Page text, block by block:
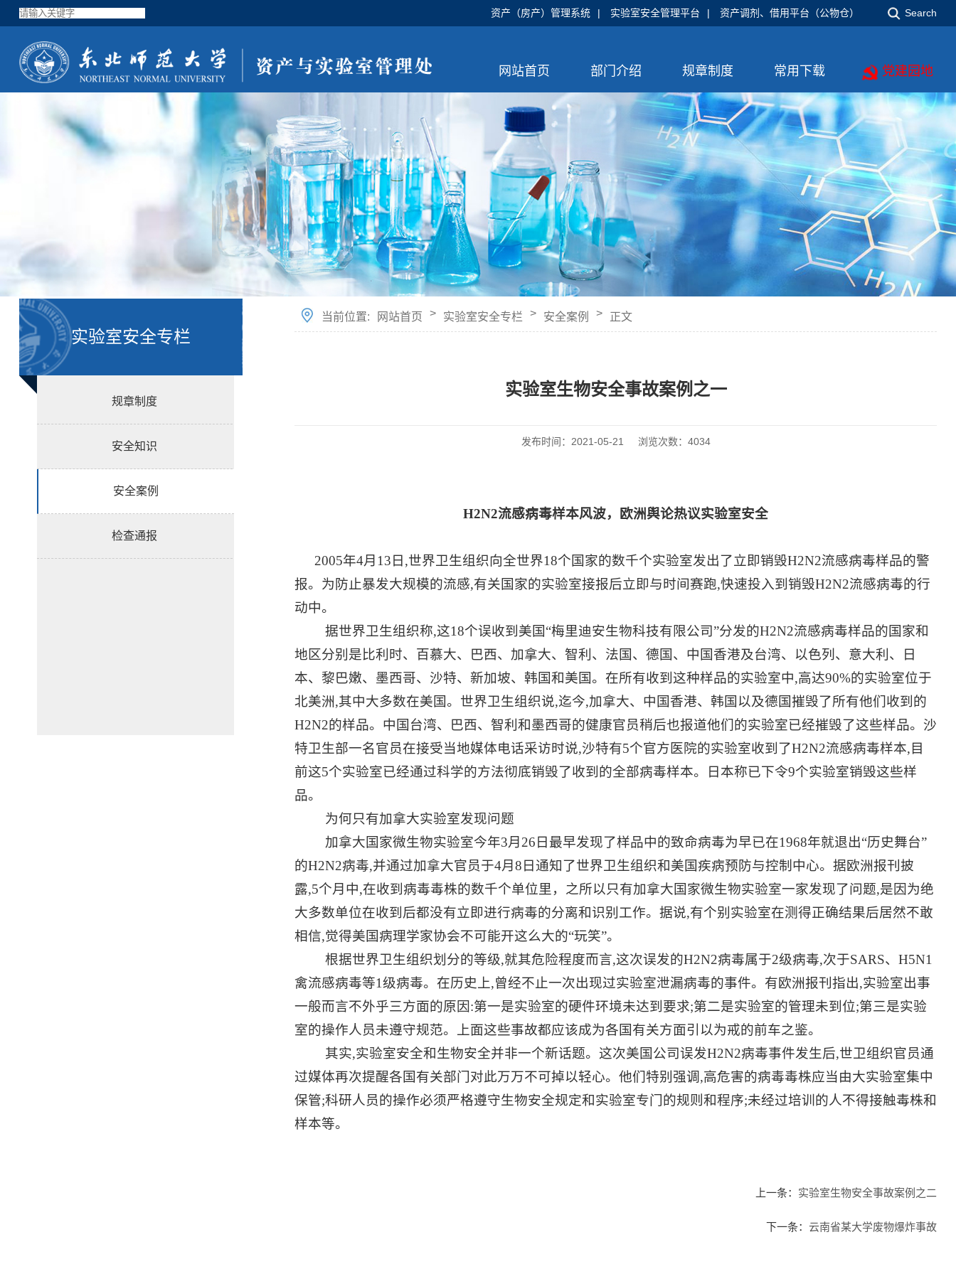
Search
资产（房产）管理系统 | 实验室安全管理平台 | 资产调剂、借用平台（公物仓）
网站首页 部门介绍 规章制度 常用下载 党建园地
实验室安全专栏
规章制度
安全知识
安全案例
检查通报
当前位置: 网站首页 > 实验室安全专栏 > 安全案例 > 正文
实验室生物安全事故案例之一
发布时间：2021-05-21 浏览次数： 4034
H2N2流感病毒样本风波，欧洲舆论热议实验室安全
2005年4月13日,世界卫生组织向全世界18个国家的数千个实验室发出了立即销毁H2N2流感病毒样品的警
报。为防止暴发大规模的流感,有关国家的实验室接报后立即与时间赛跑,快速投入到销毁H2N2流感病毒的行
动中。
据世界卫生组织称,这18个误收到美国“梅里迪安生物科技有限公司”分发的H2N2流感病毒样品的国家和
地区分别是比利时、百慕大、巴西、加拿大、智利、法国、德国、中国香港及台湾、以色列、意大利、日
本、黎巴嫩、墨西哥、沙特、新加坡、韩国和美国。在所有收到这种样品的实验室中,高达90%的实验室位于
北美洲,其中大多数在美国。世界卫生组织说,迄今,加拿大、中国香港、韩国以及德国摧毁了所有他们收到的
H2N2的样品。中国台湾、巴西、智利和墨西哥的健康官员稍后也报道他们的实验室已经摧毁了这些样品。沙
特卫生部一名官员在接受当地媒体电话采访时说,沙特有5个官方医院的实验室收到了H2N2流感病毒样本,目
前这5个实验室已经通过科学的方法彻底销毁了收到的全部病毒样本。日本称已下令9个实验室销毁这些样
品。
为何只有加拿大实验室发现问题
加拿大国家微生物实验室今年3月26日最早发现了样品中的致命病毒为早已在1968年就退出“历史舞台”
的H2N2病毒,并通过加拿大官员于4月8日通知了世界卫生组织和美国疾病预防与控制中心。据欧洲报刊披
露,5个月中,在收到病毒毒株的数千个单位里，之所以只有加拿大国家微生物实验室一家发现了问题,是因为绝
大多数单位在收到后都没有立即进行病毒的分离和识别工作。据说,有个别实验室在测得正确结果后居然不敢
相信,觉得美国病理学家协会不可能开这么大的“玩笑”。
根据世界卫生组织划分的等级,就其危险程度而言,这次误发的H2N2病毒属于2级病毒,次于SARS、H5N1
禽流感病毒等1级病毒。在历史上,曾经不止一次出现过实验室泄漏病毒的事件。有欧洲报刊指出,实验室出事
一般而言不外乎三方面的原因:第一是实验室的硬件环境未达到要求;第二是实验室的管理未到位;第三是实验
室的操作人员未遵守规范。上面这些事故都应该成为各国有关方面引以为戒的前车之鉴。
其实,实验室安全和生物安全并非一个新话题。这次美国公司误发H2N2病毒事件发生后,世卫组织官员通
过媒体再次提醒各国有关部门对此万万不可掉以轻心。他们特别强调,高危害的病毒毒株应当由大实验室集中
保管;科研人员的操作必须严格遵守生物安全规定和实验室专门的规则和程序;未经过培训的人不得接触毒株和
样本等。
上一条： 实验室生物安全事故案例之二
下一条：云南省某大学废物爆炸事故